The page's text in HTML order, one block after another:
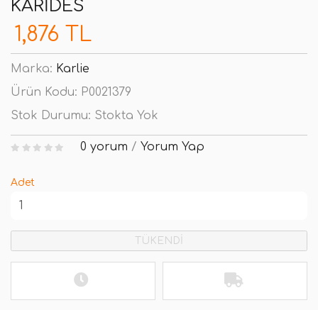
KARIDES
1,876 TL
Marka: Karlie
Ürün Kodu: P0021379
Stok Durumu: Stokta Yok
0 yorum / Yorum Yap
Adet
TÜKENDİ